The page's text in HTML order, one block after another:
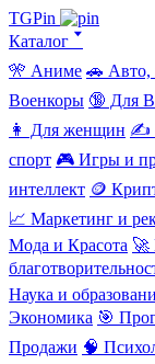
TGPin
Каталог 🢓
🎌 Аниме 🚗 Авто,
Военкоры 🔞 Для
👩 Для женщин ✍️
спорт 🎮 Игры и
интеллект 🪙
📈 Маркетинг и
Мода и Красота 🚀
Наука и
Экономика 🎯
Продажи 🧠